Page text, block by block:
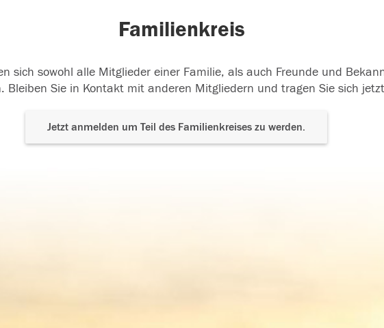
Familienkreis
sich sowohl alle Mitglieder einer Familie, als auch Freunde und
Bleiben Sie in Kontakt mit anderen Mitgliedern und tragen Sie sich
Jetzt anmelden um Teil des Familienkreises zu werden.